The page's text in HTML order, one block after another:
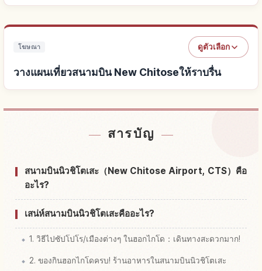
โฆษณา ดูตัวเลือก
วางแผนเที่ยวสนามบิน New Chitoseให้ราบรื่น
สารบัญ
สนามบินนิวชิโตเสะ（New Chitose Airport, CTS）คือ
อะไร?
เสน่ห์สนามบินนิวชิโตเสะคืออะไร?
1. วิธีไปซัปโปโร/เมืองต่างๆ ในฮอกไกโด：เดินทางสะดวกมาก!
2. ของกินฮอกไกโดครบ! ร้านอาหารในสนามบินนิวชิโตเสะ